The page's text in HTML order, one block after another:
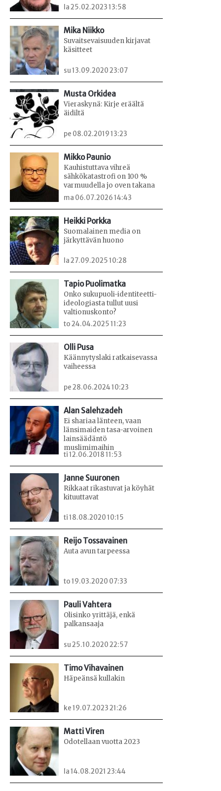
la 25.02.2023 13:58
Mika Niikko
Suvaitsevaisuuden kirjavat
käsitteet
su 13.09.2020 23:07
Musta Orkidea
Vieraskynä: Kirje eräältä
äidiltä
pe 08.02.2019 13:23
Mikko Paunio
Kauhistuttava vihreä
sähkökatastrofi on 100 %
varmuudella jo oven takana
ma 06.07.2026 14:43
Heikki Porkka
Suomalainen media on
järkyttävän huono
la 27.09.2025 10:28
Tapio Puolimatka
Onko sukupuoli-identiteetti-
ideologiasta tullut uusi
valtionuskonto?
to 24.04.2025 11:23
Olli Pusa
Käännytyslaki ratkaisevassa
vaiheessa
pe 28.06.2024 10:23
Alan Salehzadeh
Ei shariaa länteen, vaan
länsimaiden tasa-arvoinen
lainsäädäntö
muslimimaihin
ti 12.06.2018 11:53
Janne Suuronen
Rikkaat rikastuvat ja köyhät
kituuttavat
ti 18.08.2020 10:15
Reijo Tossavainen
Auta avun tarpeessa
to 19.03.2020 07:33
Pauli Vahtera
Olisinko yrittäjä, enkä
palkansaaja
su 25.10.2020 22:57
Timo Vihavainen
Häpeänsä kullakin
ke 19.07.2023 21:26
Matti Viren
Odotellaan vuotta 2023
la 14.08.2021 23:44